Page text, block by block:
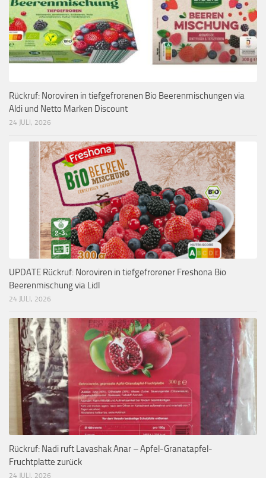
Rückruf: Noroviren in tiefgefrorenen Bio Beerenmischungen via
Aldi und Netto Marken Discount
24 JULI, 2026
UPDATE Rückruf: Noroviren in tiefgefrorener Freshona Bio
Beerenmischung via Lidl
24 JULI, 2026
Rückruf: Nadi ruft Lavashak Anar – Apfel-Granatapfel-
Fruchtplatte zurück
24 JULI, 2026